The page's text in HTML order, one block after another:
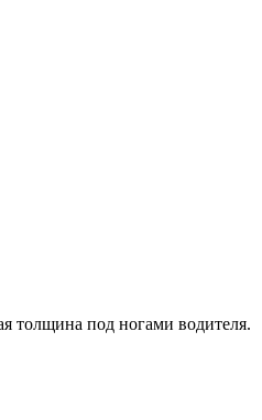
толщина под ногами водителя.